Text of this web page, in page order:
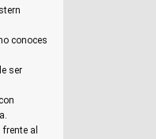
conoces
ser
al